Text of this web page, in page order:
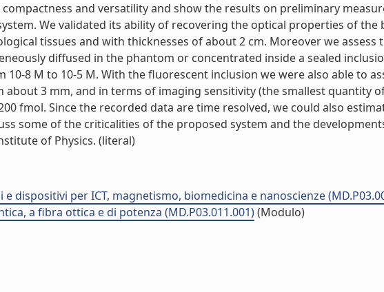
and versatility and show the results on preliminary
We validated its ability of recovering the optical properties of the
tissues and with thicknesses of about 2 cm. Moreover we assess
diffused in the phantom or concentrated inside a sealed
8 M to 10-5 M. With the fluorescent inclusion we were also able to
3 mm, and in terms of imaging sensitivity (the smallest quantity
fmol. Since the recorded data are time resolved, we could also
some of the criticalities of the proposed system and the
of Physics. (literal)
dispositivi per ICT, magnetismo, biomedicina e nanoscienze
a fibra ottica e di potenza (MD.P03.011.001)(Modulo)